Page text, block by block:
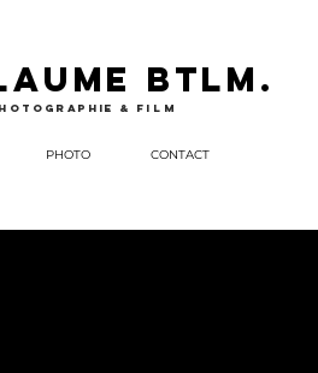
BTLM.
& film
PHOTO CONTACT